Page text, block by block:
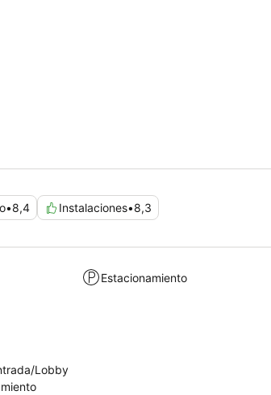
•8,4 Instalaciones•8,3
Estacionamiento
Lobby